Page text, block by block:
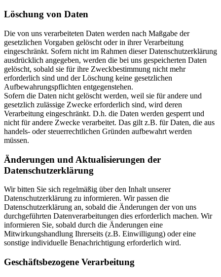
Löschung von Daten
Die von uns verarbeiteten Daten werden nach Maßgabe der
gesetzlichen Vorgaben gelöscht oder in ihrer Verarbeitung
eingeschränkt. Sofern nicht im Rahmen dieser Datenschutzerklärung
ausdrücklich angegeben, werden die bei uns gespeicherten Daten
gelöscht, sobald sie für ihre Zweckbestimmung nicht mehr
erforderlich sind und der Löschung keine gesetzlichen
Aufbewahrungspflichten entgegenstehen.
Sofern die Daten nicht gelöscht werden, weil sie für andere und
gesetzlich zulässige Zwecke erforderlich sind, wird deren
Verarbeitung eingeschränkt. D.h. die Daten werden gesperrt und
nicht für andere Zwecke verarbeitet. Das gilt z.B. für Daten, die aus
handels- oder steuerrechtlichen Gründen aufbewahrt werden
müssen.
Änderungen und Aktualisierungen der
Datenschutzerklärung
Wir bitten Sie sich regelmäßig über den Inhalt unserer
Datenschutzerklärung zu informieren. Wir passen die
Datenschutzerklärung an, sobald die Änderungen der von uns
durchgeführten Datenverarbeitungen dies erforderlich machen. Wir
informieren Sie, sobald durch die Änderungen eine
Mitwirkungshandlung Ihrerseits (z.B. Einwilligung) oder eine
sonstige individuelle Benachrichtigung erforderlich wird.
Geschäftsbezogene Verarbeitung